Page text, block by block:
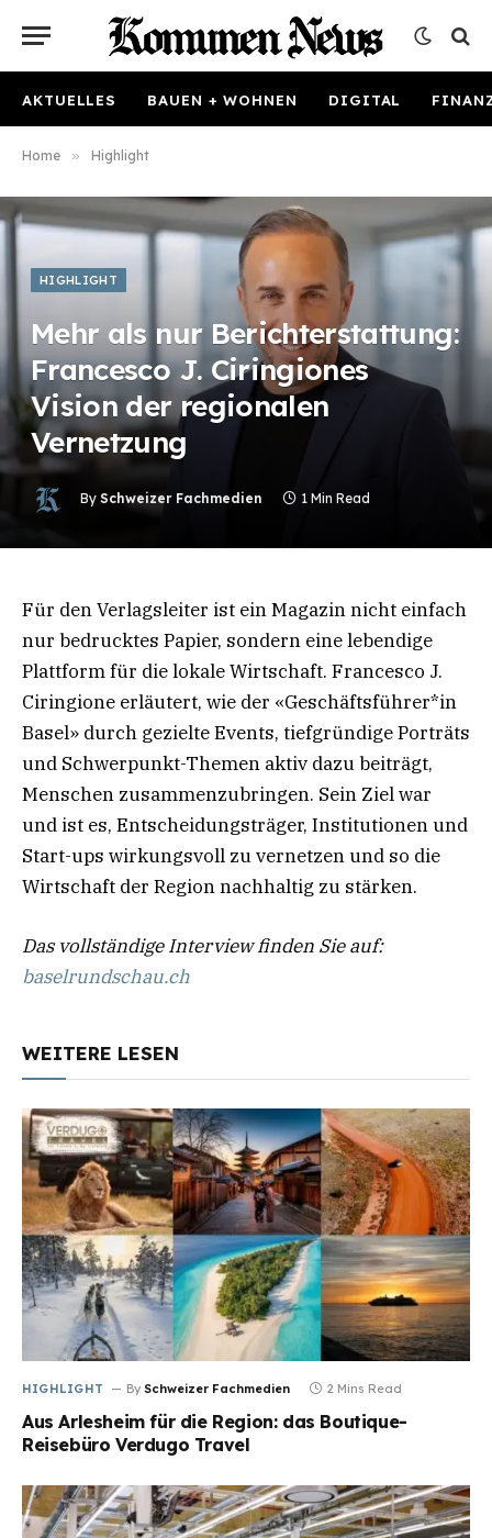
AKTUELLES BAUEN + WOHNEN DIGITAL
Home » Highlight
HIGHLIGHT
Mehr als nur Berichterstattung:
Francesco J. Ciringiones
Vision der regionalen
Vernetzung
By Schweizer Fachmedien 1 Min Read
Für den Verlagsleiter ist ein Magazin nicht einfach
nur bedrucktes Papier, sondern eine lebendige
Plattform für die lokale Wirtschaft. Francesco J.
Ciringione erläutert, wie der «Geschäftsführer*in
Basel» durch gezielte Events, tiefgründige Porträts
und Schwerpunkt-Themen aktiv dazu beiträgt,
Menschen zusammenzubringen. Sein Ziel war
und ist es, Entscheidungsträger, Institutionen und
Start-ups wirkungsvoll zu vernetzen und so die
Wirtschaft der Region nachhaltig zu stärken.
Das vollständige Interview finden Sie auf:
baselrundschau.ch
WEITERE LESEN
HIGHLIGHT By Schweizer Fachmedien 2 Mins Read
Aus Arlesheim für die Region: das Boutique-
Reisebüro Verdugo Travel